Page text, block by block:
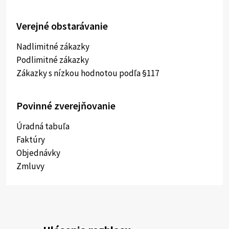
Verejné obstarávanie
Nadlimitné zákazky
Podlimitné zákazky
Zákazky s nízkou hodnotou podľa §117
Povinné zverejňovanie
Úradná tabuľa
Faktúry
Objednávky
Zmluvy